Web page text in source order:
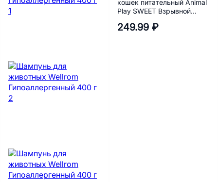
кошек питательный Animal
Play SWEET Взрывной
249.99 ₽